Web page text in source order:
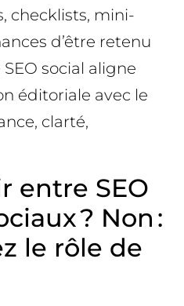
checklists, mini-
d’être retenu
social aligne
éditoriale avec le
clarté,
entre SEO
? Non :
le rôle de